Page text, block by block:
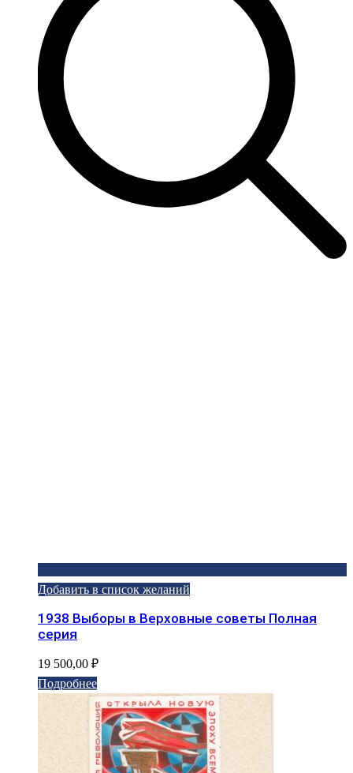
Добавить в список желаний
1938 Выборы в Верховные советы Полная
серия
19 500,00 ₽
Подробнее